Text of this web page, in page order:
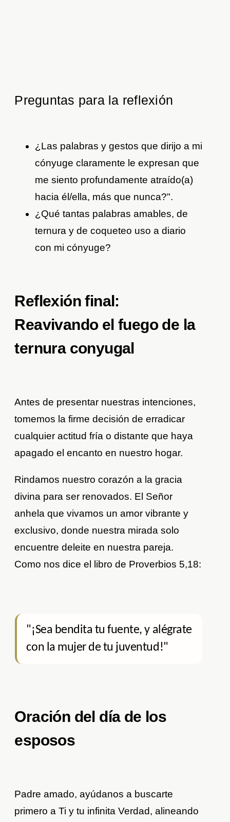
Preguntas para la reflexión
¿Las palabras y gestos que dirijo a mi
cónyuge claramente le expresan que
me siento profundamente atraído(a)
hacia él/ella, más que nunca?".
¿Qué tantas palabras amables, de
ternura y de coqueteo uso a diario
con mi cónyuge?
Reflexión final:
Reavivando el fuego de la
ternura conyugal
Antes de presentar nuestras intenciones,
tomemos la firme decisión de erradicar
cualquier actitud fría o distante que haya
apagado el encanto en nuestro hogar.
Rindamos nuestro corazón a la gracia
divina para ser renovados. El Señor
anhela que vivamos un amor vibrante y
exclusivo, donde nuestra mirada solo
encuentre deleite en nuestra pareja.
Como nos dice el libro de Proverbios 5,18:
"¡Sea bendita tu fuente, y alégrate
con la mujer de tu juventud!"
Oración del día de los
esposos
Padre amado, ayúdanos a buscarte
primero a Ti y tu infinita Verdad, alineando